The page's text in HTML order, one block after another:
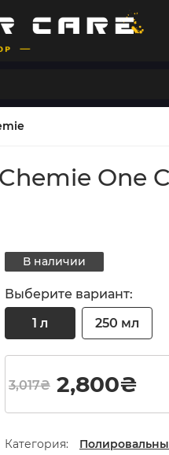
One
В наличии
Выберите вариант:
1 л
250 мл
3,017₴ 2,800₴
Категория: